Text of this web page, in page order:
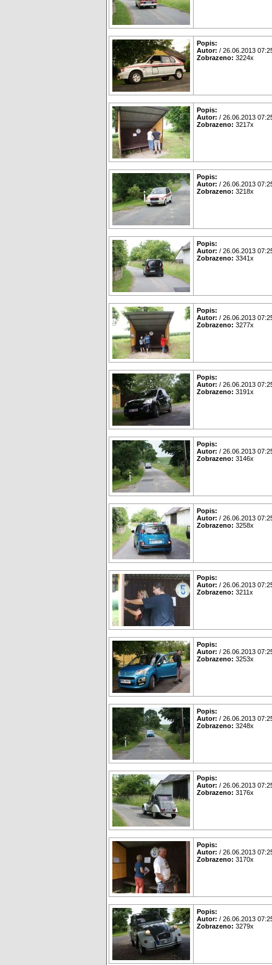
Popis:
Autor: / 26.06.2013
Zobrazeno: 3224x
Popis:
Autor: / 26.06.2013
Zobrazeno: 3217x
Popis:
Autor: / 26.06.2013
Zobrazeno: 3218x
Popis:
Autor: / 26.06.2013
Zobrazeno: 3341x
Popis:
Autor: / 26.06.2013
Zobrazeno: 3277x
Popis:
Autor: / 26.06.2013
Zobrazeno: 3191x
Popis:
Autor: / 26.06.2013
Zobrazeno: 3146x
Popis:
Autor: / 26.06.2013
Zobrazeno: 3258x
Popis:
Autor: / 26.06.2013
Zobrazeno: 3211x
Popis:
Autor: / 26.06.2013
Zobrazeno: 3253x
Popis:
Autor: / 26.06.2013
Zobrazeno: 3248x
Popis:
Autor: / 26.06.2013
Zobrazeno: 3176x
Popis:
Autor: / 26.06.2013
Zobrazeno: 3170x
Popis:
Autor: / 26.06.2013
Zobrazeno: 3279x